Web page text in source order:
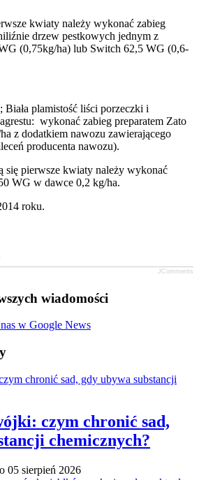
kwiaty należy wykonać zabieg
drzew pestkowych jednym z
(0,75kg/ha) lub Switch 62,5 WG (0,6-
plamistość liści porzeczki i
wykonać zabieg preparatem Zato
z dodatkiem nawozu zawierającego
producenta nawozu).
się pierwsze kwiaty należy wykonać
WG w dawce 0,2 kg/ha.
roku.
JComments
wiadomości
w Google News
czym chronić sad,
chemicznych?
05 sierpień 2026